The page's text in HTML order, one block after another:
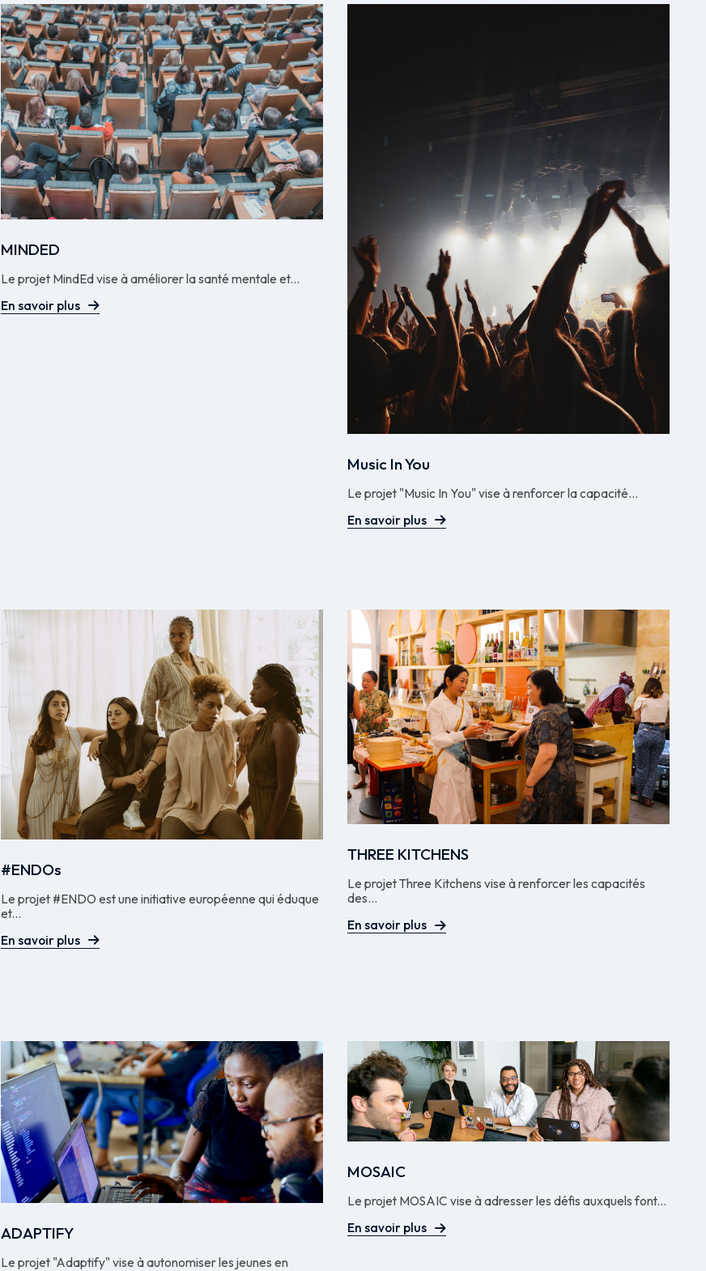
MINDED
Le projet MindEd vise à améliorer la santé mentale et...
En savoir plus
Music In You
Le projet "Music In You" vise à renforcer la capacité...
En savoir plus
#ENDOs
Le projet #ENDO est une initiative européenne qui éduque
et...
En savoir plus
THREE KITCHENS
Le projet Three Kitchens vise à renforcer les capacités
des...
En savoir plus
ADAPTIFY
Le projet "Adaptify" vise à autonomiser les jeunes en
MOSAIC
Le projet MOSAIC vise à adresser les défis auxquels font...
En savoir plus